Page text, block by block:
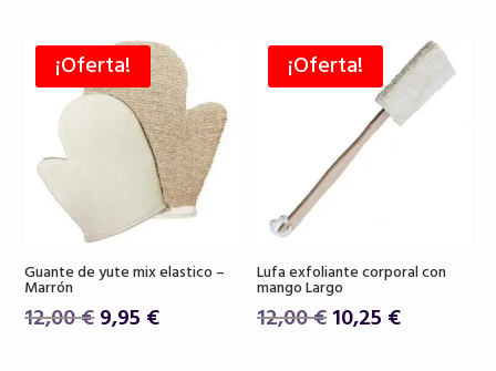
era:
26,00 €.
es:
22,90 €.
era:
18,50 €.
es:
15,75 €.
¡Oferta!
Guante de yute mix elastico –
Marrón
12,00€El
9,95 €El
¡Oferta!
Lufa exfoliante corporal con
mango Largo
12,00€El
10,25 €El